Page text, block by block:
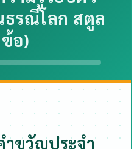
ธรณีโลก สตูล
อ)
ขวัญประจำ